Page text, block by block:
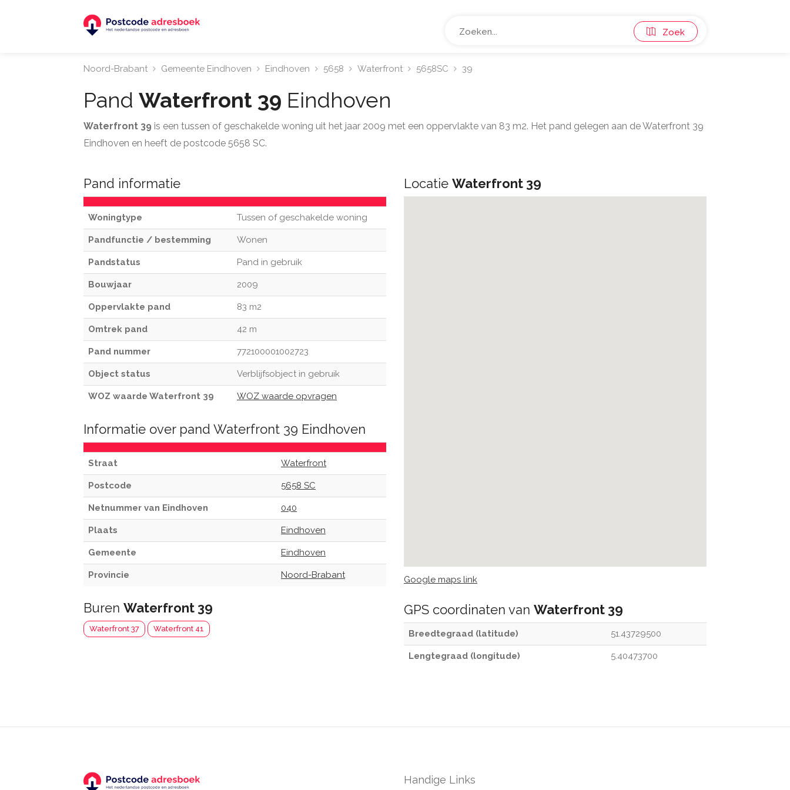
Zoek
Noord-Brabant Gemeente Eindhoven Eindhoven 5658 Waterfront 5658SC 39
Pand Waterfront 39 Eindhoven
Waterfront 39 is een tussen of geschakelde woning uit het jaar 2009 met een oppervlakte van 83 m2. Het pand gelegen aan de Waterfront 39
Eindhoven en heeft de postcode 5658 SC.
Pand informatie
Woningtype Tussen of geschakelde woning
Pandfunctie / bestemming Wonen
Pandstatus Pand in gebruik
Bouwjaar 2009
Oppervlakte pand 83 m2
Omtrek pand 42 m
Pand nummer 772100001002723
Object status Verblijfsobject in gebruik
WOZ waarde Waterfront 39 WOZ waarde opvragen
Informatie over pand Waterfront 39 Eindhoven
Straat Waterfront
Postcode 5658 SC
Netnummer van Eindhoven 040
Plaats Eindhoven
Gemeente Eindhoven
Provincie Noord-Brabant
Buren Waterfront 39
Waterfront 37 Waterfront 41
Locatie Waterfront 39
Google maps link
GPS coordinaten van Waterfront 39
Breedtegraad (latitude) 51.43729500
Lengtegraad (longitude) 5.40473700
Handige Links